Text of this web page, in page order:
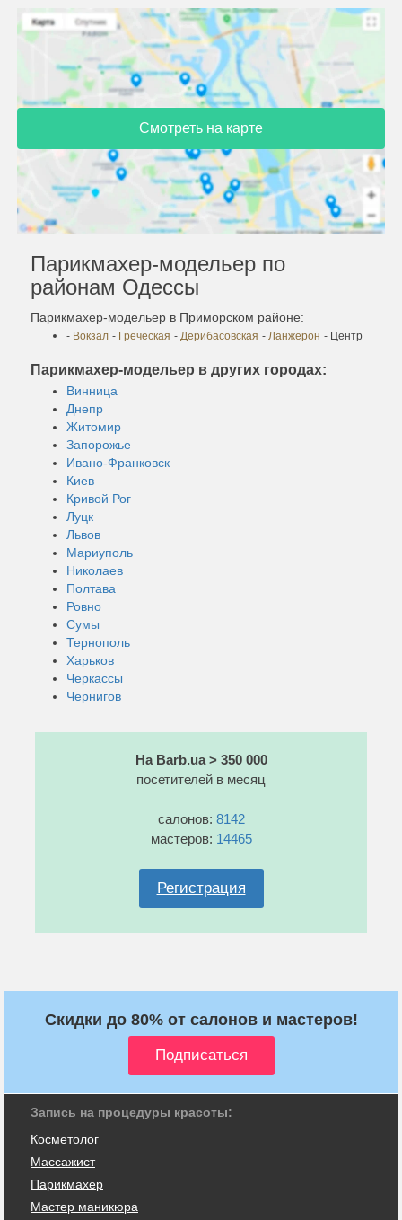
Смотреть на карте
Парикмахер-модельер по
районам Одессы
Парикмахер-модельер в Приморском районе:
- Вокзал - Греческая - Дерибасовская - Ланжерон - Центр
Парикмахер-модельер в других городах:
Винница
Днепр
Житомир
Запорожье
Ивано-Франковск
Киев
Кривой Рог
Луцк
Львов
Мариуполь
Николаев
Полтава
Ровно
Сумы
Тернополь
Харьков
Черкассы
Чернигов
На Barb.ua > 350 000
посетителей в месяц
салонов: 8142
мастеров: 14465
Регистрация
Скидки до 80% от салонов и мастеров!
Запись на процедуры красоты:
Косметолог
Массажист
Парикмахер
Мастер маникюра